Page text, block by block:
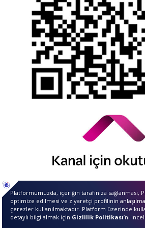
QNBiştirakidir.